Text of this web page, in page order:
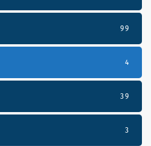
99
4
39
3